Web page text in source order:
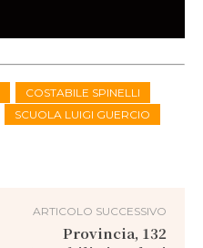
COSTABILE SPINELLI
SCUOLA LUIGI GUERCIO
ARTICOLO SUCCESSIVO
Provincia, 132